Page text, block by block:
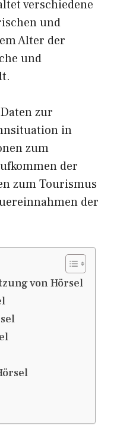
verschiedene
und
Alter der
und
zur
in
zum
der
zum Tourismus
der
von Hörsel